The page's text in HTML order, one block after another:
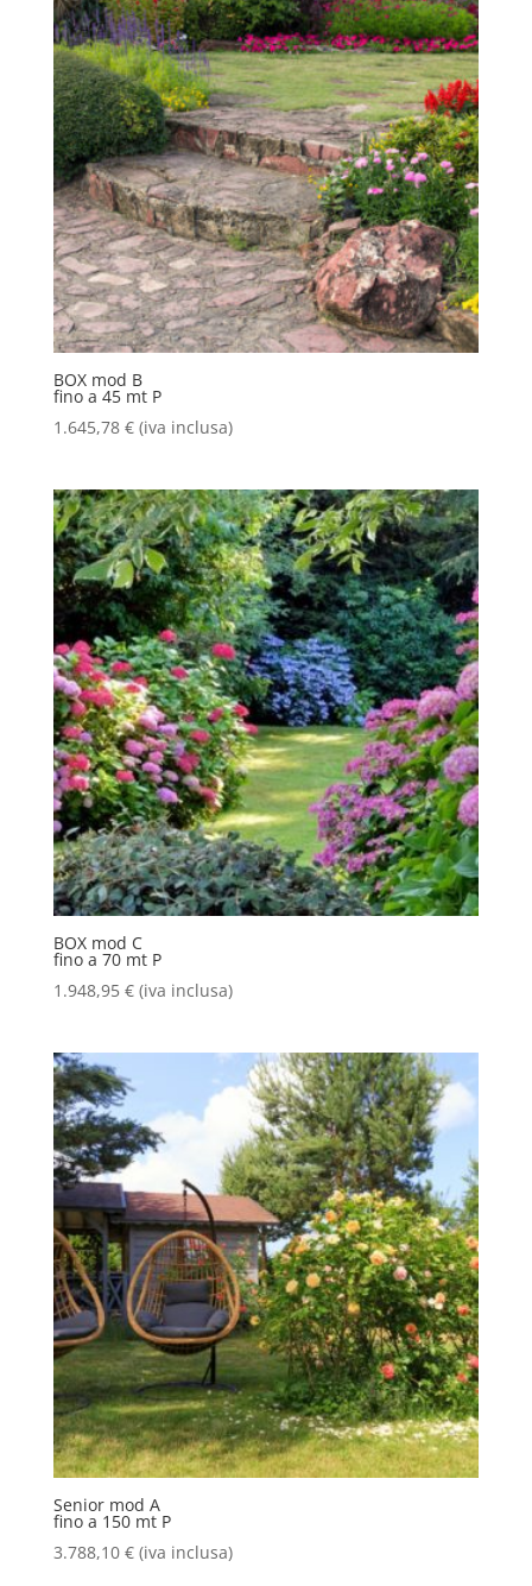
BOX mod B
fino a 45 mt P
1.645,78 € (iva inclusa)
BOX mod C
fino a 70 mt P
1.948,95 € (iva inclusa)
Senior mod A
fino a 150 mt P
3.788,10 € (iva inclusa)